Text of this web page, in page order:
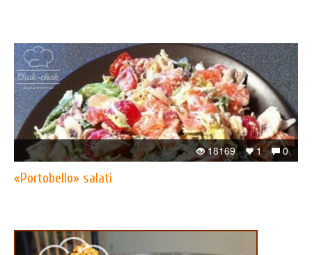
0
1
18169
«Portobello» salati